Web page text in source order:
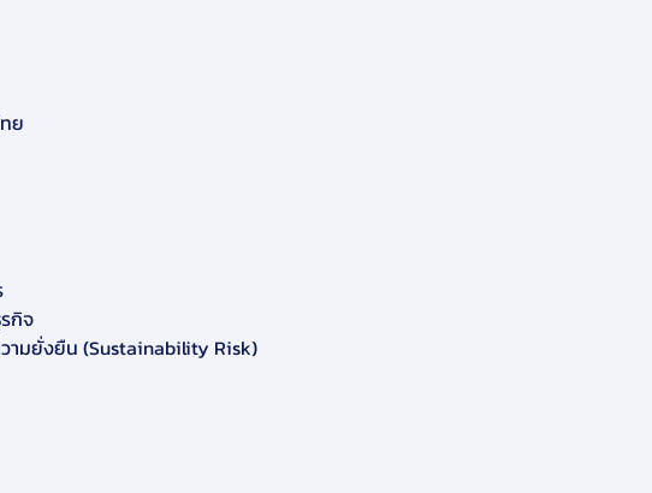
ย
กำไร
เนินธุรกิจ
วามยั่งยืน (Sustainability Risk)